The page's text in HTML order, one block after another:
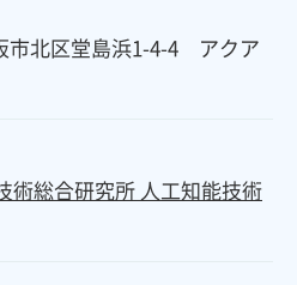
市北区堂島浜1-4-4 アクア
術総合研究所 人工知能技術